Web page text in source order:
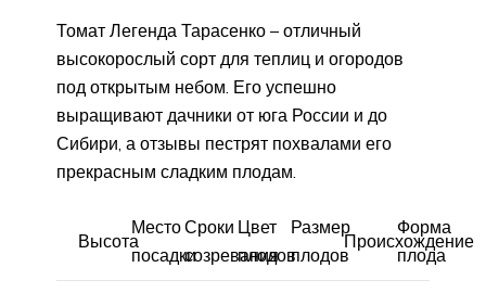
Томат Легенда Тарасенко – отличный
высокорослый сорт для теплиц и огородов
под открытым небом. Его успешно
выращивают дачники от юга России и до
Сибири, а отзывы пестрят похвалами его
прекрасным сладким плодам.
Высота
Место
посадки
Сроки
созревания
Цвет
плодов
Размер
плодов
Происхождение
Форма
плода